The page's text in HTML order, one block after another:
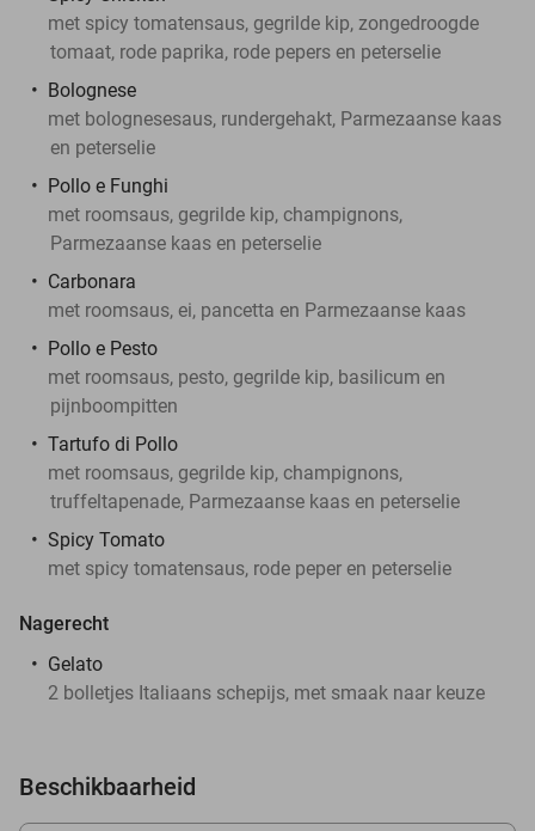
met spicy tomatensaus, gegrilde kip, zongedroogde
tomaat, rode paprika, rode pepers en peterselie
Bolognese
met bolognesesaus, rundergehakt, Parmezaanse kaas
en peterselie
Pollo e Funghi
met roomsaus, gegrilde kip, champignons,
Parmezaanse kaas en peterselie
Carbonara
met roomsaus, ei, pancetta en Parmezaanse kaas
Pollo e Pesto
met roomsaus, pesto, gegrilde kip, basilicum en
pijnboompitten
Tartufo di Pollo
met roomsaus, gegrilde kip, champignons,
truffeltapenade, Parmezaanse kaas en peterselie
Spicy Tomato
met spicy tomatensaus, rode peper en peterselie
Nagerecht
Gelato
2 bolletjes Italiaans schepijs, met smaak naar keuze
Beschikbaarheid